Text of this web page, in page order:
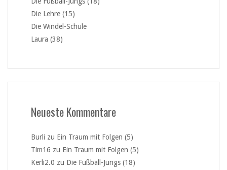
Die Lehre (15)
Die Windel-Schule
Laura (38)
Neueste Kommentare
Burli zu Ein Traum mit Folgen (5)
Tim16 zu Ein Traum mit Folgen (5)
Kerli2.0 zu Die Fußball-Jungs (18)